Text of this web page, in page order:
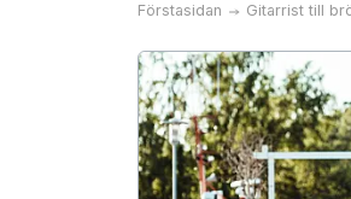
Förstasidan Gitarrist till